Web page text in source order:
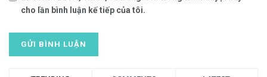
cho lần bình luận kế tiếp của tôi.